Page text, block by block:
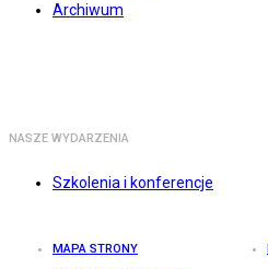
Archiwum
NASZE WYDARZENIA
Szkolenia i konferencje
MAPA STRONY